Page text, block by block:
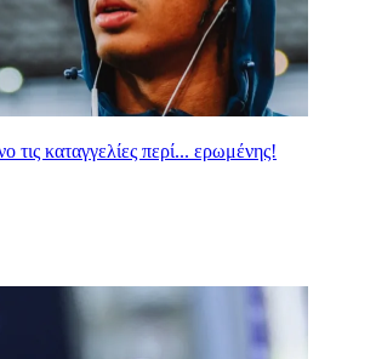
τις καταγγελίες περί... ερωμένης!